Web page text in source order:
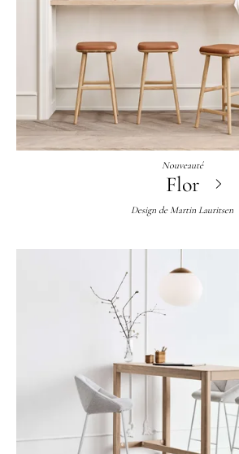
Nouveauté
Flor
Design de Martin Lauritsen